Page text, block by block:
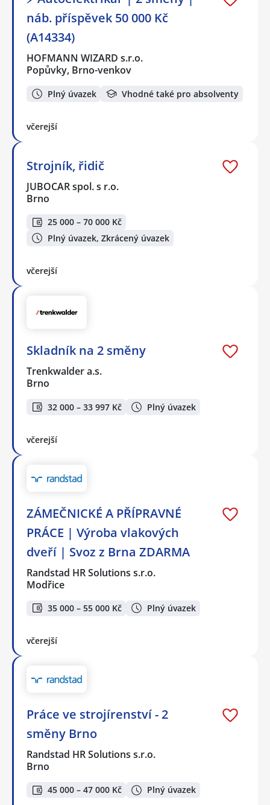
náb. příspěvek 50 000 Kč
(A14334)
HOFMANN WIZARD s.r.o.
Popůvky, Brno-venkov
Plný úvazek Vhodné také pro absolventy
včerejší
Strojník, řidič
JUBOCAR spol. s r.o.
Brno
25 000 – 70 000 Kč
Plný úvazek, Zkrácený úvazek
včerejší
Skladník na 2 směny
Trenkwalder a.s.
Brno
32 000 – 33 997 Kč Plný úvazek
včerejší
ZÁMEČNICKÉ A PŘÍPRAVNÉ
PRÁCE | Výroba vlakových
dveří | Svoz z Brna ZDARMA
Randstad HR Solutions s.r.o.
Modřice
35 000 – 55 000 Kč Plný úvazek
včerejší
Práce ve strojírenství - 2
směny Brno
Randstad HR Solutions s.r.o.
Brno
45 000 – 47 000 Kč Plný úvazek